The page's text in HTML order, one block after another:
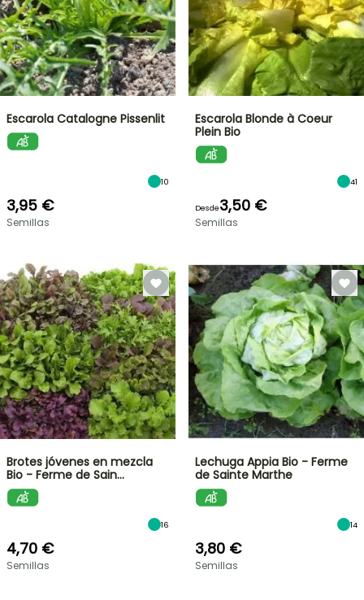
Escarola Catalogne Pissenlit
10
3,95 €
Semillas
Escarola Blonde à Coeur
Plein Bio
41
Desde3,50 €
Semillas
Brotes jóvenes en mezcla
Bio - Ferme de Sain…
16
4,70 €
Semillas
Lechuga Appia Bio - Ferme
de Sainte Marthe
14
3,80 €
Semillas